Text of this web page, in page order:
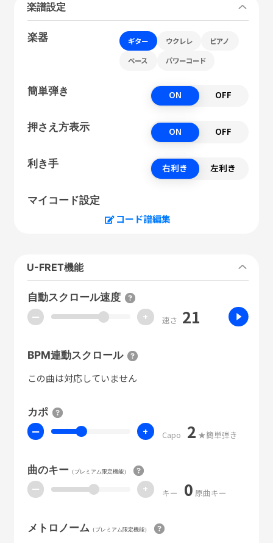
楽譜設定
楽器 ギター ウクレレ ピアノ
ベース パワーコード
簡単弾き ON OFF
押さえ方表示 ON OFF
利き手 右利き 左利き
マイコード設定
コード譜編集
U-FRET機能
自動スクロール速度
ー + 速さ 21
BPM連動スクロール
この曲は対応していません
カポ
ー + Capo 2 ★簡単弾き
曲のキー（プレミアム限定機能）
ー + キー 0 原曲キー
メトロノーム （プレミアム限定機能）